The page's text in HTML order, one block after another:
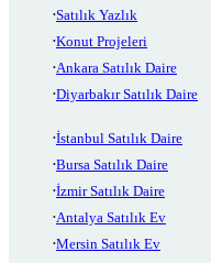
Satılık Yazlık
Konut Projeleri
Ankara Satılık Daire
Diyarbakır Satılık Daire
İstanbul Satılık Daire
Bursa Satılık Daire
İzmir Satılık Daire
Antalya Satılık Ev
Mersin Satılık Ev